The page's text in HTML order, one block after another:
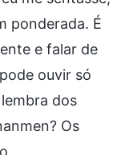
ponderada. É
e falar de
ouvir só
dos
Os